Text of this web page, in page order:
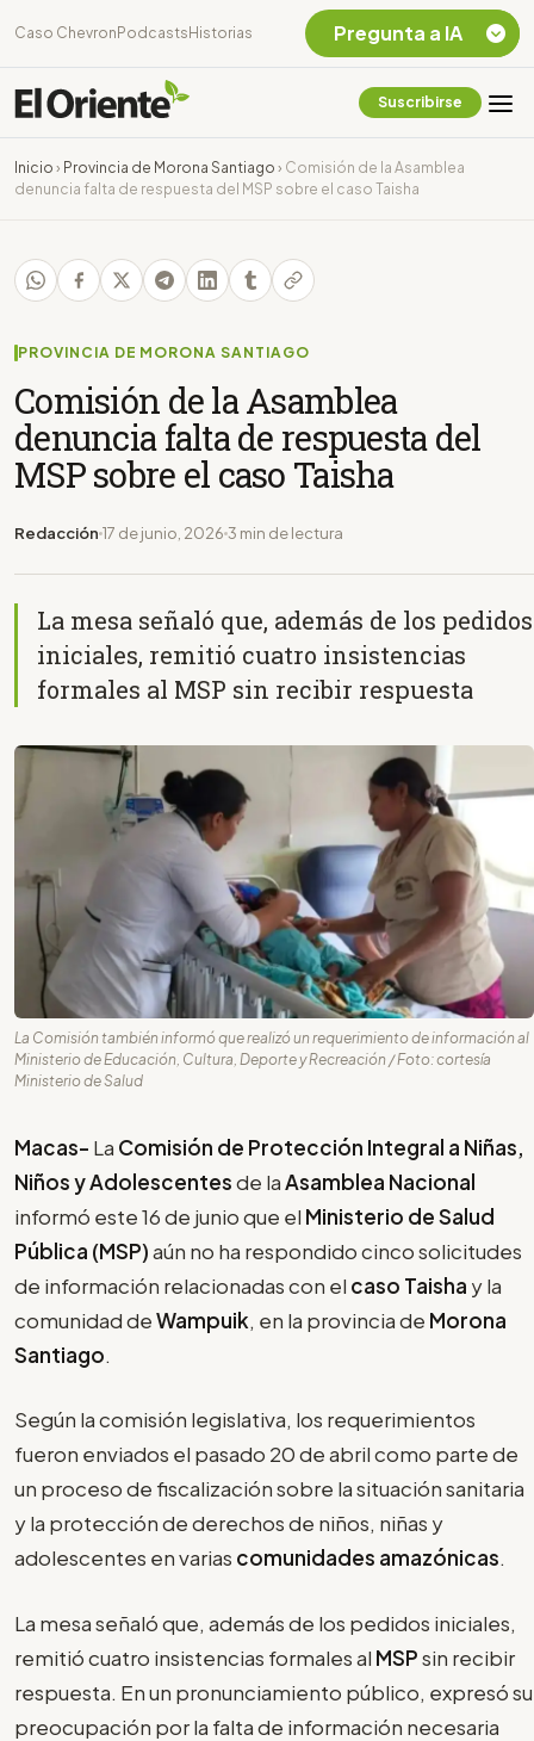
Caso Chevron Podcasts Historias
Suscribirse
Inicio › Provincia de Morona Santiago › Comisión de la Asamblea
denuncia falta de respuesta del MSP sobre el caso Taisha
PROVINCIA DE MORONA SANTIAGO
Comisión de la Asamblea
denuncia falta de respuesta del
MSP sobre el caso Taisha
Redacción 17 de junio, 2026 3 min de lectura
La mesa señaló que, además de los pedidos
iniciales, remitió cuatro insistencias
formales al MSP sin recibir respuesta
La Comisión también informó que realizó un requerimiento de información al
Ministerio de Educación, Cultura, Deporte y Recreación / Foto: cortesía
Ministerio de Salud
Macas- La Comisión de Protección Integral a Niñas,
Niños y Adolescentesde laAsamblea Nacional
informó este 16 de junio que el Ministerio de Salud
Pública (MSP)aún no ha respondido cinco solicitudes
de información relacionadas con el caso Taisha y la
comunidad deWampuik, en la provincia de Morona
Santiago.
Según la comisión legislativa, los requerimientos
fueron enviados el pasado 20 de abril como parte de
un proceso de fiscalización sobre la situación sanitaria
y la protección de derechos de niños, niñas y
adolescentes en varias comunidades amazónicas.
La mesa señaló que, además de los pedidos iniciales,
remitió cuatro insistencias formales al MSPsin recibir
respuesta. En un pronunciamiento público, expresó su
preocupación por la falta de información necesaria
Pregunta a IA
Chevron Ecuador